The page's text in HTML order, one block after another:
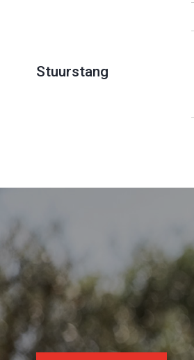
Stuurstang